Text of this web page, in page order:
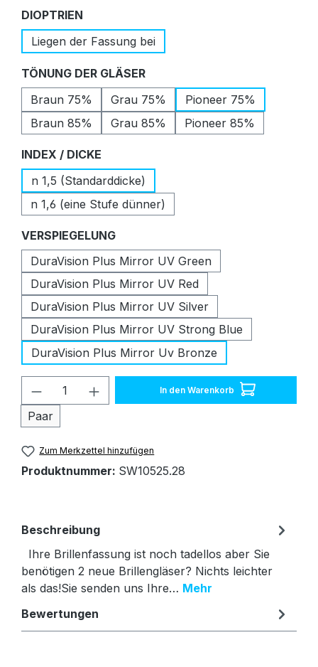
DIOPTRIEN
Liegen der Fassung bei
TÖNUNG DER GLÄSERauswählen
Braun 75%
Grau 75%
Pioneer 75%
Braun 85%
Grau 85% Pioneer 85%
INDEX / DICKE
n 1,5 (Standarddicke)
n 1,6 (eine Stufe dünner)
VERSPIEGELUNGauswählen
DuraVision Plus Mirror UV Green
DuraVision Plus Mirror UV Red
DuraVision Plus Mirror UV Silver
DuraVision Plus Mirror UV Strong Blue
DuraVision Plus Mirror Uv Bronze
Produkt Anzahl: Gib den
Paar
In den Warenkorb
Zum Merkzettel hinzufügen
Produktnummer: SW10525.28
Beschreibung
Ihre Brillenfassung ist noch tadellos aber Sie
benötigen 2 neue Brillengläser? Nichts leichter
als das!Sie senden uns Ihre… Mehr
Bewertungen